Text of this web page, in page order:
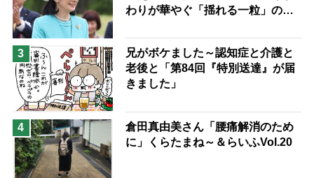
わりが華やぐ「揺れる一粒」の使
3
兄がボケました～認知症と介護と
老後と「第84回『特別送達』が届
きました」
4
倉田真由美さん「腰痛解消のため
に」くらたまね～＆らいふVol.20